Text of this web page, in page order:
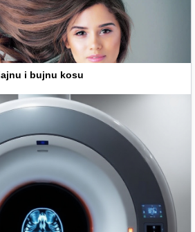
i bujnu kosu